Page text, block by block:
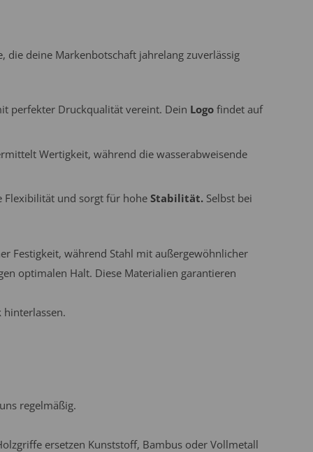
die deine Markenbotschaft jahrelang zuverlässig
perfekter Druckqualität vereint. Dein Logofindet auf
Wertigkeit, während die wasserabweisende
Flexibilität und sorgt für hoheStabilität.Selbst bei
Festigkeit, während Stahl mit außergewöhnlicher
optimalen Halt. Diese Materialien garantieren
regelmäßig.
ersetzen Kunststoff, Bambus oder Vollmetall